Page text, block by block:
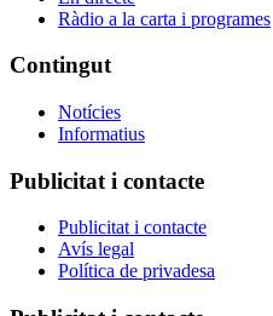
Ràdio a la carta i programes
Contingut
Notícies
Informatius
Publicitat i contacte
Publicitat i contacte
Avís legal
Política de privadesa